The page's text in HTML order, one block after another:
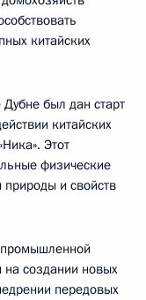
китайских
был дан старт
китайских
Этот
физические
и свойств
на создании новых
передовых